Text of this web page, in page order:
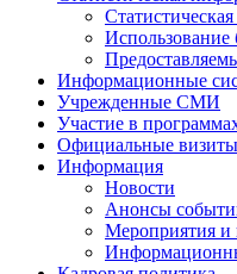
Использование
Информационные
Учрежденные СМИ
Участие в
Официальные визиты
Информация
Новости
Анонсы
Мероприятия и